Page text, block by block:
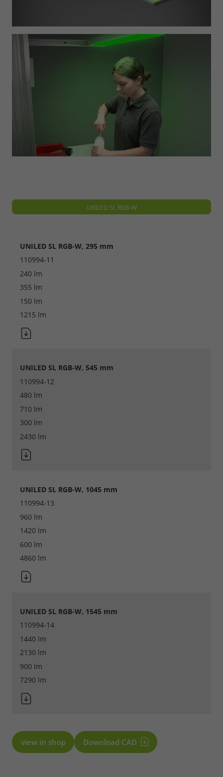
UNILED SL RGB-W
UNILED SL RGB-W, 295 mm
110994-11
240 lm
355 lm
150 lm
1215 lm
UNILED SL RGB-W, 545 mm
110994-12
480 lm
710 lm
300 lm
2430 lm
UNILED SL RGB-W, 1045 mm
110994-13
960 lm
1420 lm
600 lm
4860 lm
UNILED SL RGB-W, 1545 mm
110994-14
1440 lm
2130 lm
900 lm
7290 lm
view in shop Download CAD
Marketing
Legal notice